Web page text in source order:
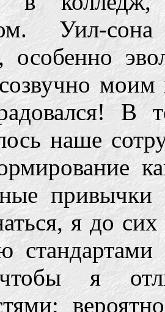
Уил-
особенно
моим
В
наше
привычки
я до
я